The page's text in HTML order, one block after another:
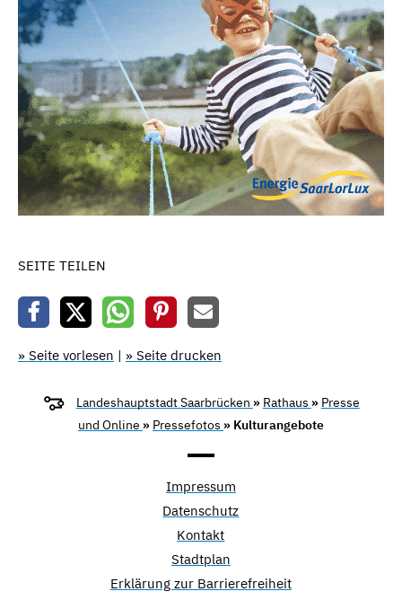
SEITE TEILEN
» Seite vorlesen | » Seite drucken
Landeshauptstadt Saarbrücken » Rathaus » Presse
und Online » Pressefotos » Kulturangebote
Impressum
Datenschutz
Kontakt
Stadtplan
Erklärung zur Barrierefreiheit